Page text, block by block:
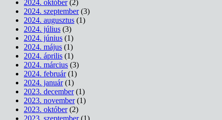
2024. október(2)
2024. szeptember(3)
2024. augusztus (1)
2024. július (3)
2024. június (1)
2024. május (1)
2024. április (1)
2024. március (3)
2024. február(1)
2024. január(1)
2023. december(1)
2023. november(1)
2023. október(2)
2023. szeptember(1)